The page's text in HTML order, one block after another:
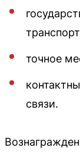
точное
связи.